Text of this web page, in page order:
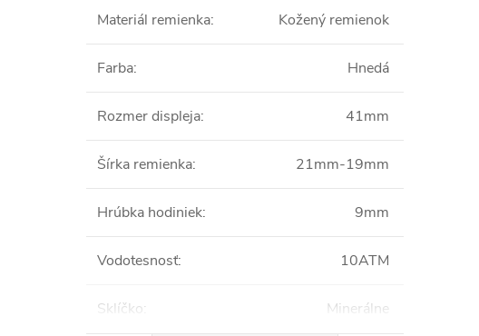
Materiál remienka: Kožený remienok
Farba: Hnedá
Rozmer displeja: 41mm
Šírka remienka: 21mm-19mm
Hrúbka hodiniek: 9mm
Vodotesnosť: 10ATM
Sklíčko: Minerálne